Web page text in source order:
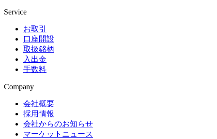
Service
お取引
口座開設
取扱銘柄
入出金
手数料
Company
会社概要
採用情報
会社からのお知らせ
マーケットニュース